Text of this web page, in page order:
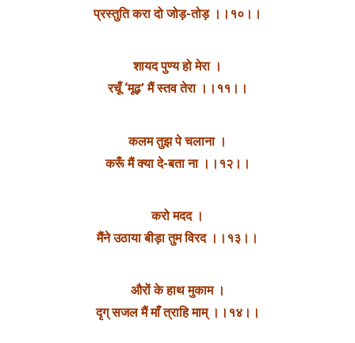
प्रस्तुति करा दो जोड़-तोड़ ।।१०।।
शायद पुण्य हो मेरा ।
रचूँ ‘मूढ़’ मैं स्तव तेरा ।।११।।
कलम तुझ पे चलाना‌ ।
करूँ मैं क्या दे-बता ना ।।१२।।
करो मदद ।
मैंने उठाया बीड़ा तुम विरद ।।१३।।
औरों के हाथ मुकाम ।
दृग् सजल मैं माँ त्राहि माम् ।।१४।।